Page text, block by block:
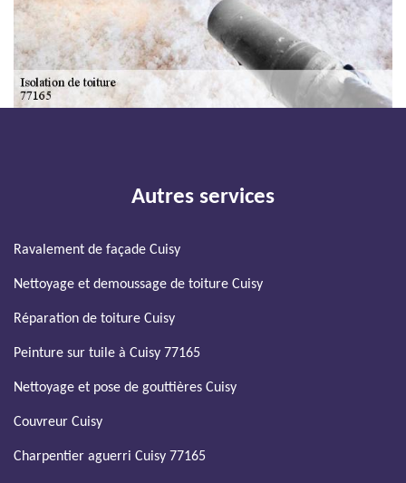
Autres services
Ravalement de façade Cuisy
Nettoyage et demoussage de toiture Cuisy
Réparation de toiture Cuisy
Peinture sur tuile à Cuisy 77165
Nettoyage et pose de gouttières Cuisy
Couvreur Cuisy
Charpentier aguerri Cuisy 77165